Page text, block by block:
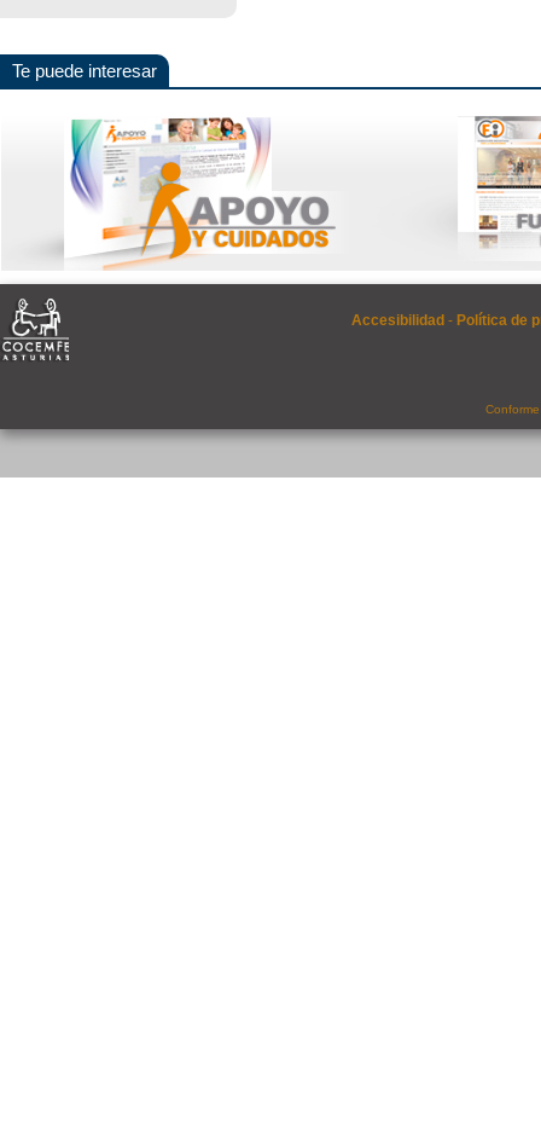
Te puede interesar
Accesibilidad - Política de